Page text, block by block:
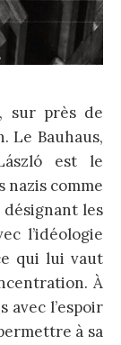
sur près de
Le Bauhaus,
est le
comme
les
l’idéologie
qui lui vaut
À
l’espoir
à sa